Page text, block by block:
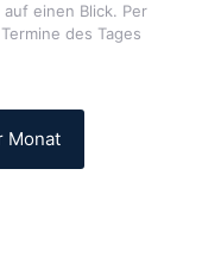
einen Blick. Per
des Tages
Monat